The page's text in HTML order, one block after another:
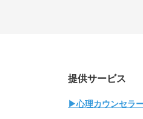
提供サービス
▶心理カウンセラ